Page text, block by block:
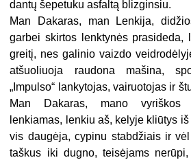
dantų šepetuku asfaltą blizginsiu.
Man Dakaras, man Lenkija,
garbei skirtos lenktynės prasideda,
greitį, nes galinio vaizdo
atšuoliuoja raudona mašina,
„Impulso“ lankytojas, vairuotojas ir
Man Dakaras, mano vyriškos
lenkiamas, lenkiu aš, kelyje kliūtys
vis daugėja, cypinu stabdžiais ir
taškus iki dugno, teisėjams